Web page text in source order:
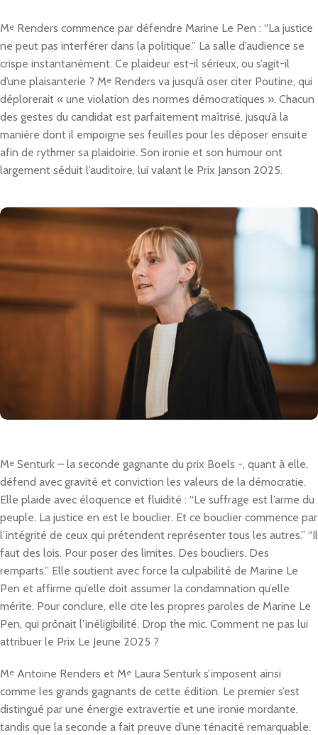
Me Renders commence par défendre Marine Le Pen : “La justice
ne peut pas interférer dans la politique.” La salle d’audience se
crispe instantanément. Ce plaideur est-il sérieux, ou s’agit-il
d’une plaisanterie ? Me Renders va jusqu’à oser citer Poutine, qui
déplorerait « une violation des normes démocratiques ». Chacun
des gestes du candidat est parfaitement maîtrisé, jusqu’à la
manière dont il empoigne ses feuilles pour les déposer ensuite
afin de rythmer sa plaidoirie. Son ironie et son humour ont
largement séduit l’auditoire, lui valant le Prix Janson 2025.
Me Senturk – la seconde gagnante du prix Boels -, quant à elle,
défend avec gravité et conviction les valeurs de la démocratie.
Elle plaide avec éloquence et fluidité : “Le suffrage est l’arme du
peuple. La justice en est le bouclier. Et ce bouclier commence par
l’intégrité de ceux qui prétendent représenter tous les autres.” “Il
faut des lois. Pour poser des limites. Des boucliers. Des
remparts.” Elle soutient avec force la culpabilité de Marine Le
Pen et affirme qu’elle doit assumer la condamnation qu’elle
mérite. Pour conclure, elle cite les propres paroles de Marine Le
Pen, qui prônait l’inéligibilité. Drop the mic. Comment ne pas lui
attribuer le Prix Le Jeune 2025 ?
Me Antoine Renders et Me Laura Senturk s’imposent ainsi
comme les grands gagnants de cette édition. Le premier s’est
distingué par une énergie extravertie et une ironie mordante,
tandis que la seconde a fait preuve d’une ténacité remarquable.